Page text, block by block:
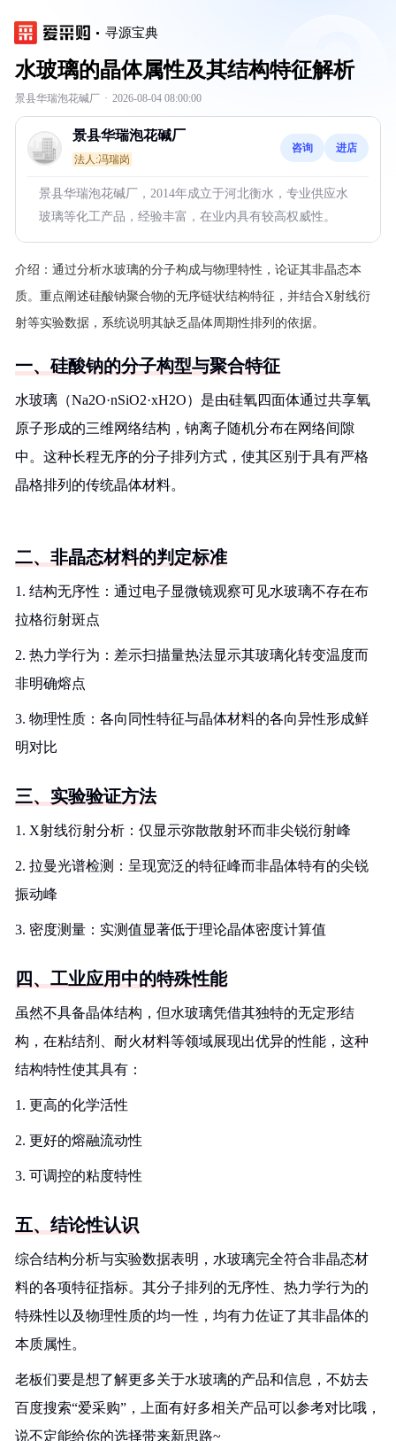
寻源宝典
水玻璃的晶体属性及其结构特征解析
景县华瑞泡花碱厂 · 2026-08-04 08:00:00
景县华瑞泡花碱厂
法人:冯瑞岗
咨询 进店
景县华瑞泡花碱厂，2014年成立于河北衡水，专业供应水
玻璃等化工产品，经验丰富，在业内具有较高权威性。
介绍： 通过分析水玻璃的分子构成与物理特性，论证其非晶态本
质。重点阐述硅酸钠聚合物的无序链状结构特征，并结合X射线衍
射等实验数据，系统说明其缺乏晶体周期性排列的依据。
一、硅酸钠的分子构型与聚合特征
水玻璃（Na2O·nSiO2·xH2O）是由硅氧四面体通过共享氧
原子形成的三维网络结构，钠离子随机分布在网络间隙
中。这种长程无序的分子排列方式，使其区别于具有严格
晶格排列的传统晶体材料。
二、非晶态材料的判定标准
1. 结构无序性：通过电子显微镜观察可见水玻璃不存在布
拉格衍射斑点
2. 热力学行为：差示扫描量热法显示其玻璃化转变温度而
非明确熔点
3. 物理性质：各向同性特征与晶体材料的各向异性形成鲜
明对比
三、实验验证方法
1. X射线衍射分析：仅显示弥散散射环而非尖锐衍射峰
2. 拉曼光谱检测：呈现宽泛的特征峰而非晶体特有的尖锐
振动峰
3. 密度测量：实测值显著低于理论晶体密度计算值
四、工业应用中的特殊性能
虽然不具备晶体结构，但水玻璃凭借其独特的无定形结
构，在粘结剂、耐火材料等领域展现出优异的性能，这种
结构特性使其具有：
1. 更高的化学活性
2. 更好的熔融流动性
3. 可调控的粘度特性
五、结论性认识
综合结构分析与实验数据表明，水玻璃完全符合非晶态材
料的各项特征指标。其分子排列的无序性、热力学行为的
特殊性以及物理性质的均一性，均有力佐证了其非晶体的
本质属性。
老板们要是想了解更多关于水玻璃的产品和信息，不妨去
百度搜索“爱采购”，上面有好多相关产品可以参考对比哦，
说不定能给你的选择带来新思路~